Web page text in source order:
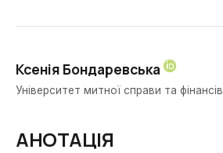
Ксенія Бондаревська
Університет митної справи та фінансів
АНОТАЦІЯ